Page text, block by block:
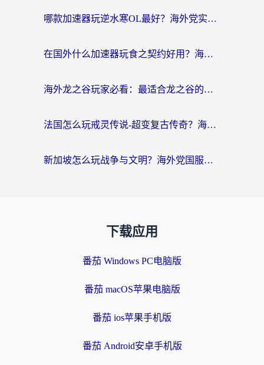
哪款加速器玩逆水寒OL最好？海外党实测后的终极选择指南
在国外什么加速器玩食之契约好用？海外党亲测有效的国服游戏加速指南
海外龙之谷玩家必看：最适合龙之谷的加速器，解决延迟卡顿还能畅玩幻书启示录和梦幻西游？
法国怎么玩戒灵传说-超变复古传奇？海外玩家国服游戏加速终极指南
新加坡怎么玩战争与文明？海外党国服游戏加速器终极避坑指南
下载应用
番茄 Windows PC电脑版
番茄 macOS苹果电脑版
番茄 ios苹果手机版
番茄 Android安卓手机版